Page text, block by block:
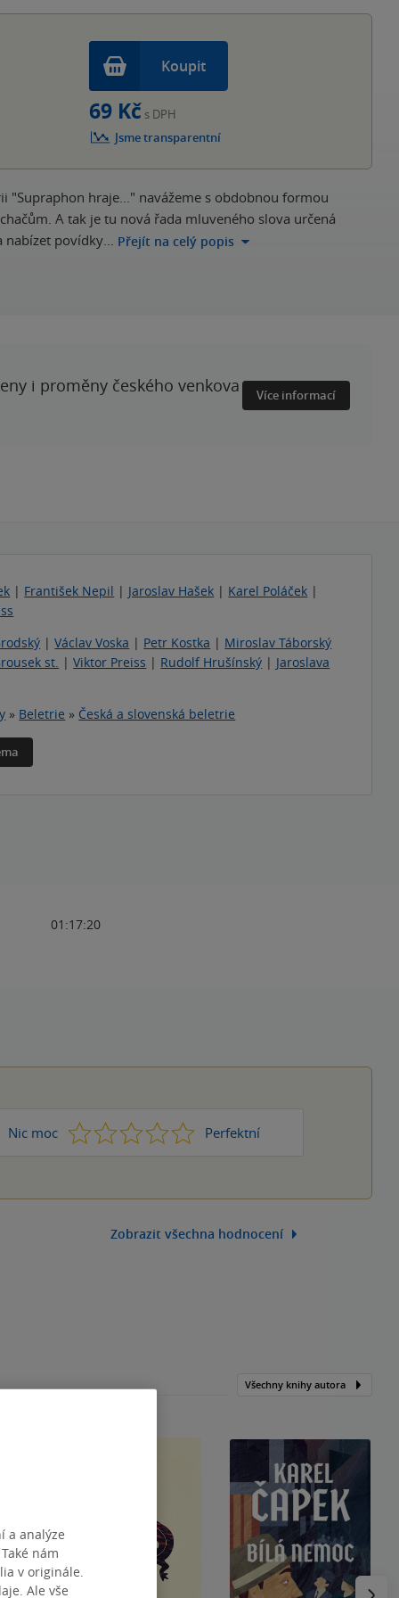
Koupit
69 Kč s DPH
Jsme transparentní
"Supraphon hraje..." navážeme s obdobnou formou
A tak je tu nová řada mluveného slova určená
nabízet povídky… Přejít na celý popis
i proměny českého venkova
Více informací
| František Nepil | Jaroslav Hašek | Karel Poláček |
|Václav Voska | Petr Kostka | Miroslav Táborský
st. |Viktor Preiss | Rudolf Hrušínský | Jaroslava
» Beletrie » Česká a slovenská beletrie
01:17:20
Nic moc 1 2 3 4 Perfektní
5
Zobrazit všechna hodnocení
Všechny knihy autora
a analýze
nám
v originále.
Ale vše